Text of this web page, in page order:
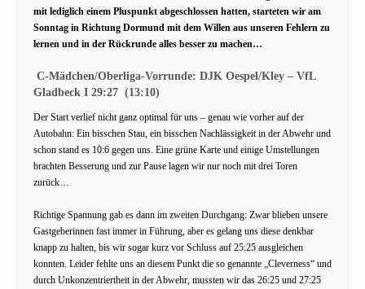
mit lediglich einem Pluspunkt abgeschlossen hatten, starteten wir am
Sonntag in Richtung Dormund mit dem Willen aus unseren Fehlern zu
lernen und in der Rückrunde alles besser zu machen…
C-Mädchen/Oberliga-Vorrunde: DJK Oespel/Kley – VfL
Gladbeck I 29:27 (13:10)
Der Start verlief nicht ganz optimal für uns – genau wie vorher auf der
Autobahn: Ein bisschen Stau, ein bisschen Nachlässigkeit in der Abwehr und
schon stand es 10:6 gegen uns. Eine grüne Karte und einige Umstellungen
brachten Besserung und zur Pause lagen wir nur noch mit drei Toren
zurück…
Richtige Spannung gab es dann im zweiten Durchgang: Zwar blieben unsere
Gastgeberinnen fast immer in Führung, aber es gelang uns diese denkbar
knapp zu halten, bis wir sogar kurz vor Schluss auf 25:25 ausgleichen
konnten. Leider fehlte uns an diesem Punkt die so genannte „Cleverness“ und
durch Unkonzentriertheit in der Abwehr, mussten wir das 26:25 und 27:25